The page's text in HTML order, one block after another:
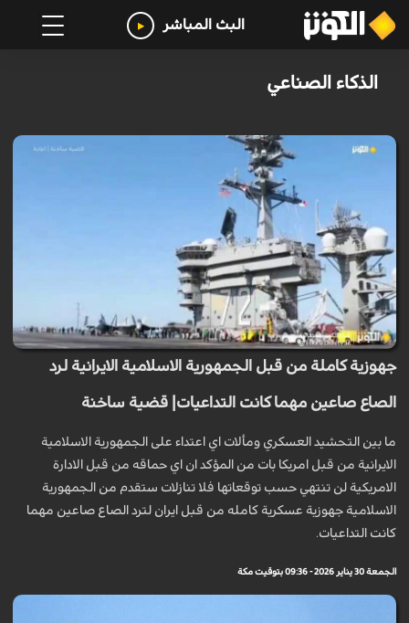
البث المباشر
الذكاء الصناعي
جهوزية كاملة من قبل الجمهورية الاسلامية الايرانية لرد
الصاع صاعين مهما كانت التداعيات| قضية ساخنة
ما بين التحشيد العسكري ومألات اي اعتداء على الجمهورية الاسلامية
الايرانية من قبل امريكا بات من المؤكد ان اي حماقه من قبل الادارة
الامريكية لن تنتهي حسب توقعاتها فلا تنازلات ستقدم من الجمهورية
الاسلامية جهوزية عسكرية كامله من قبل ايران لترد الصاع صاعين مهما
كانت التداعيات.
الجمعة 30 يناير 2026 - 09:36 بتوقيت مكة